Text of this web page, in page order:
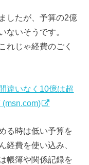
したが、予算の2億
ないそうです。
れじゃ経費のごく
違いなく10億は超
(msn.com)
る時は低い予算を
経費を使い込み、
帳簿や関係記録を